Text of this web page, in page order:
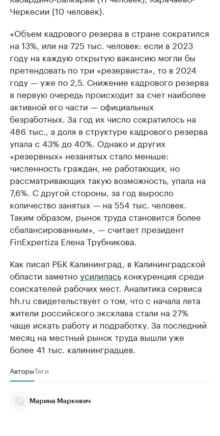
Черкесии (10 человек).
«Объем кадрового резерва в стране сократился
на 13%, или на 725 тыс. человек: если в 2023
году на каждую открытую вакансию могли бы
претендовать по три «резервиста», то в 2024
году — уже по 2,5. Снижение кадрового резерва
в первую очередь происходит за счет наиболее
активной его части — официальных
безработных. За год их число сократилось на
486 тыс., а доля в структуре кадрового резерва
упала с 43% до 40%. Однако и других
«резервных» незанятых стало меньше:
численность граждан, не работающих, но
рассматривающих такую возможность, упала на
7,6%. С другой стороны, за год выросло
количество занятых — на 554 тыс. человек.
Таким образом, рынок труда становится более
сбалансированным», — считает президент
FinExpertiza Елена Трубникова.
Как писал РБК Калининград, в Калининградской
области заметноусилилась конкуренция среди
соискателей рабочих мест. Аналитика сервиса
hh.ru свидетельствует о том, что с начала лета
жители российского эксклава стали на 27%
чаще искать работу и подработку. За последний
месяц на местный рынок труда вышли уже
более 41 тыс. калининградцев.
АвторыТеги
Марина Маркевич